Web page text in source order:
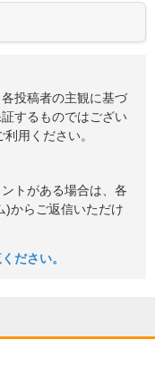
投稿者の主観に基づ
するものではござい
用ください。
トがある場合は、各
)からご返信いただけ
ださい。